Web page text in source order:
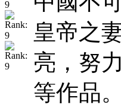
皇帝之
亮，努
等作品。